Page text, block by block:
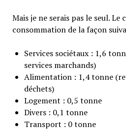
Mais je ne serais pas le seul.
consommation de la façon
Services sociétaux : 1,6
services marchands)
Alimentation : 1,4 tonne
déchets)
Logement : 0,5 tonne
Divers : 0,1 tonne
Transport : 0 tonne